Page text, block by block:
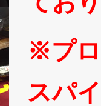
※プロ
スパ